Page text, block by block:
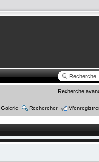
Recherche
Galerie Rechercher